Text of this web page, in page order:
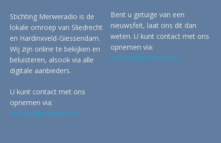
Stichting Merweradio is de
lokale omroep van Sliedrecht
en Hardinxveld-Giessendam.
Wij zijn online te bekijken en
beluisteren, alsook via alle
digitale aanbieders.
U kunt contact met ons
opnemen via:
redactie@merwertv.nl
Bent u getuige van een
nieuwsfeit, laat ons dit dan
weten. U kunt contact met ons
opnemen via:
redactie@merwertv.nl